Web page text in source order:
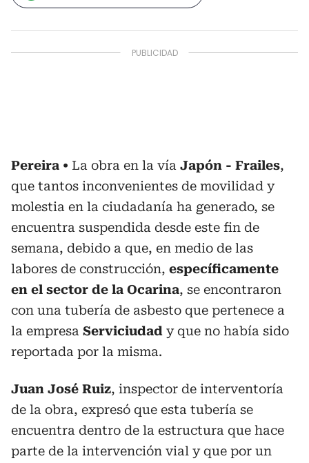
Pereira La obra en la vía Japón - Frailes,
que tantos inconvenientes de movilidad y
molestia en la ciudadanía ha generado, se
encuentra suspendida desde este fin de
semana, debido a que, en medio de las
labores de construcción, específicamente
en el sector de la Ocarina, se encontraron
con una tubería de asbesto que pertenece a
la empresa Serviciudad y que no había sido
reportada por la misma.
Juan José Ruiz, inspector de interventoría
de la obra, expresó que esta tubería se
encuentra dentro de la estructura que hace
parte de la intervención vial y que por un